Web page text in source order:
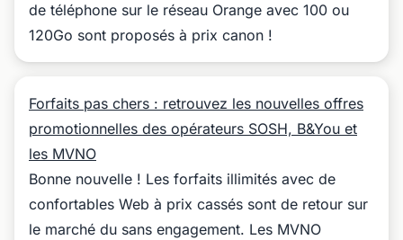
de téléphone sur le réseau Orange avec 100 ou
120Go sont proposés à prix canon !
Forfaits pas chers : retrouvez les nouvelles offres
promotionnelles des opérateurs SOSH, B&You et
les MVNO
Bonne nouvelle ! Les forfaits illimités avec de
confortables Web à prix cassés sont de retour sur
le marché du sans engagement. Les MVNO